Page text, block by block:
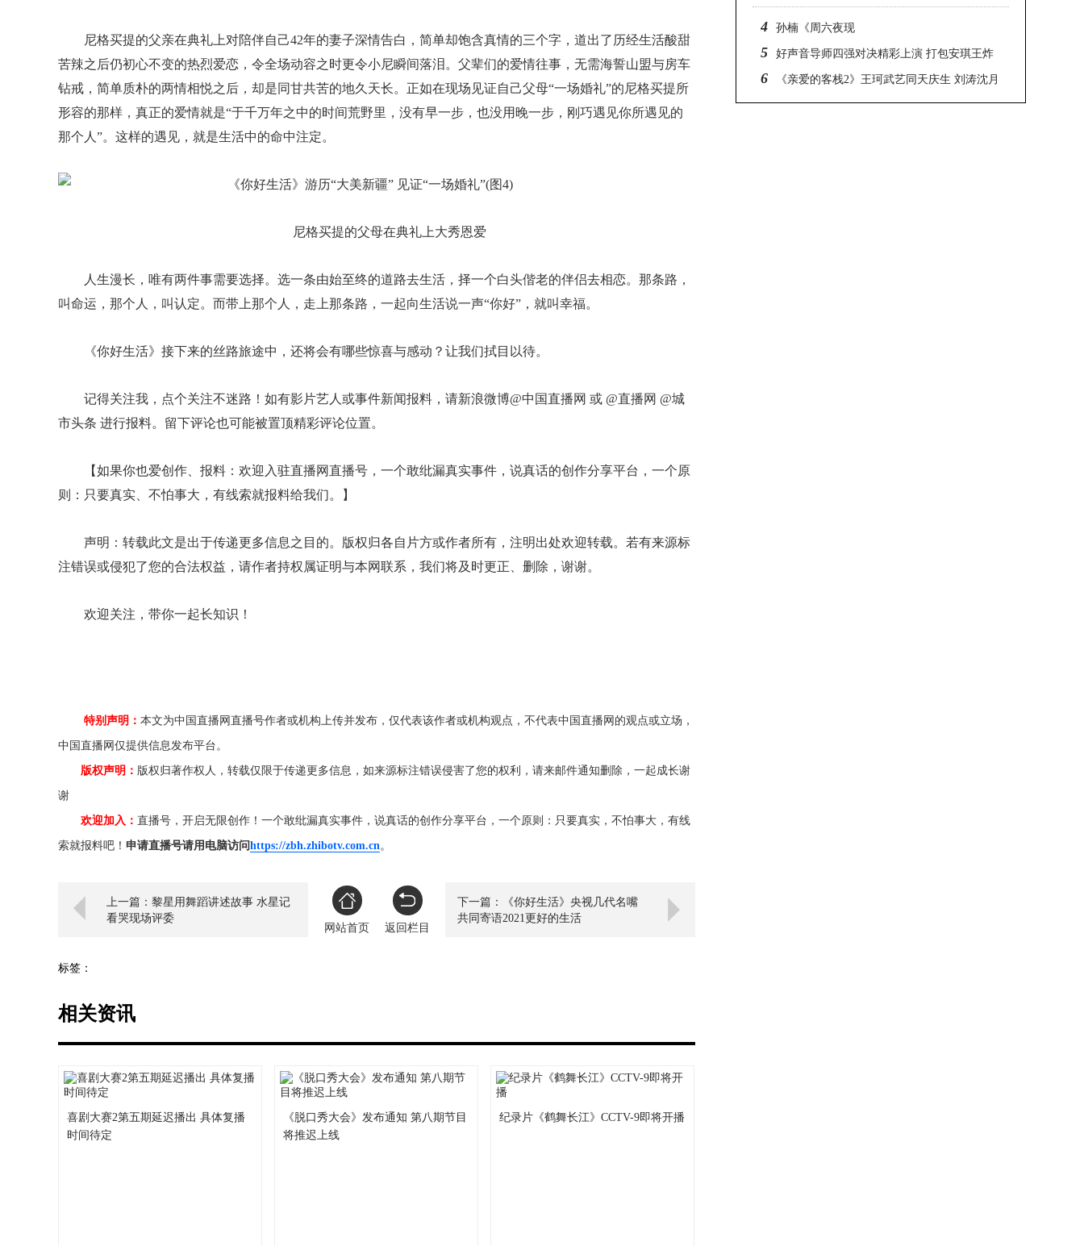
尼格买提的父亲在典礼上对陪伴自己42年的妻子深情告白，简单却饱含真情的三个字，道出了历经生活酸甜
苦辣之后仍初心不变的热烈爱恋，令全场动容之时更令小尼瞬间落泪。父辈们的爱情往事，无需海誓山盟与房车
钻戒，简单质朴的两情相悦之后，却是同甘共苦的地久天长。正如在现场见证自己父母“一场婚礼”的尼格买提所
形容的那样，真正的爱情就是“于千万年之中的时间荒野里，没有早一步，也没用晚一步，刚巧遇见你所遇见的
那个人”。这样的遇见，就是生活中的命中注定。
尼格买提的父母在典礼上大秀恩爱
人生漫长，唯有两件事需要选择。选一条由始至终的道路去生活，择一个白头偕老的伴侣去相恋。那条路，
叫命运，那个人，叫认定。而带上那个人，走上那条路，一起向生活说一声“你好”，就叫幸福。
《你好生活》接下来的丝路旅途中，还将会有哪些惊喜与感动？让我们拭目以待。
​记得关注我，点个关注不迷路！如有影片艺人或事件新闻报料，请新浪微博@中国直播网 或 @直播网 @城
市头条 进行报料。留下评论也可能被置顶精彩评论位置。
【如果你也爱创作、报料：欢迎入驻直播网直播号，一个敢纰漏真实事件，说真话的创作分享平台，一个原
则：只要真实、不怕事大，有线索就报料给我们。】
声明：转载此文是出于传递更多信息之目的。版权归各自片方或作者所有，注明出处欢迎转载。 若有来源标
注错误或侵犯了您的合法权益，请作者持权属证明与本网联系，我们将及时更正、删除，谢谢。
欢迎关注，带你一起长知识！
特别声明： 本文为中国直播网直播号作者或机构上传并发布，仅代表该作者或机构观点，不代表中国直播网的观点或立场，
中国直播网仅提供信息发布平台。
版权声明： 版权归著作权人，转载仅限于传递更多信息，如来源标注错误侵害了您的权利，请来邮件通知删除，一起成长谢
谢
欢迎加入： 直播号，开启无限创作！一个敢纰漏真实事件，说真话的创作分享平台，一个原则：只要真实，不怕事大，有线
索就报料吧！ 申请直播号请用电脑访问https://zbh.zhibotv.com.cn。
上一篇：黎星用舞蹈讲述故事 水星记
看哭现场评委
网站首页
返回栏目
下一篇：《你好生活》央视几代名嘴
共同寄语2021更好的生活
标签：
相关资讯
喜剧大赛2第五期延迟播出 具体复播
时间待定
《脱口秀大会》发布通知 第八期节目
将推迟上线
纪录片《鹤舞长江》CCTV-9即将开播
4 孙楠《周六夜现
5 好声音导师四强对决精彩上演 打包安琪王炸
之战
6 《亲爱的客栈2》王珂武艺同天庆生 刘涛沈月
程潇感动落泪